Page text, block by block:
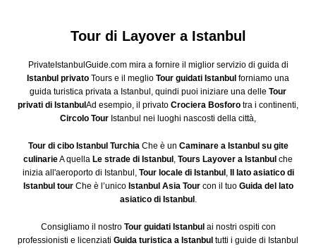
Tour di Layover a Istanbul
PrivateIstanbulGuide.com mira a fornire il miglior servizio di guida di
Istanbul privato Tours e il meglio Tour guidati Istanbul forniamo una
guida turistica privata a Istanbul, quindi puoi iniziare una delle Tour
privati di Istanbul Ad esempio, il privato Crociera Bosforo tra i continenti,
Circolo Tour Istanbul nei luoghi nascosti della città,
Tour di cibo Istanbul TurchiaChe è un Caminare a Istanbul su gite
culinarieA quella Le strade di Istanbul , Tours Layover a Istanbul che
inizia all'aeroporto di Istanbul, Tour locale di Istanbul ,
Il lato asiatico di
Istanbul tourChe è l’unico Istanbul Asia Tourcon il tuo Guida del lato
asiatico di Istanbul .
Consigliamo il nostro Tour guidati Istanbul ai nostri ospiti con
professionisti e licenziati Guida turistica a Istanbul tutti i guide di Istanbul